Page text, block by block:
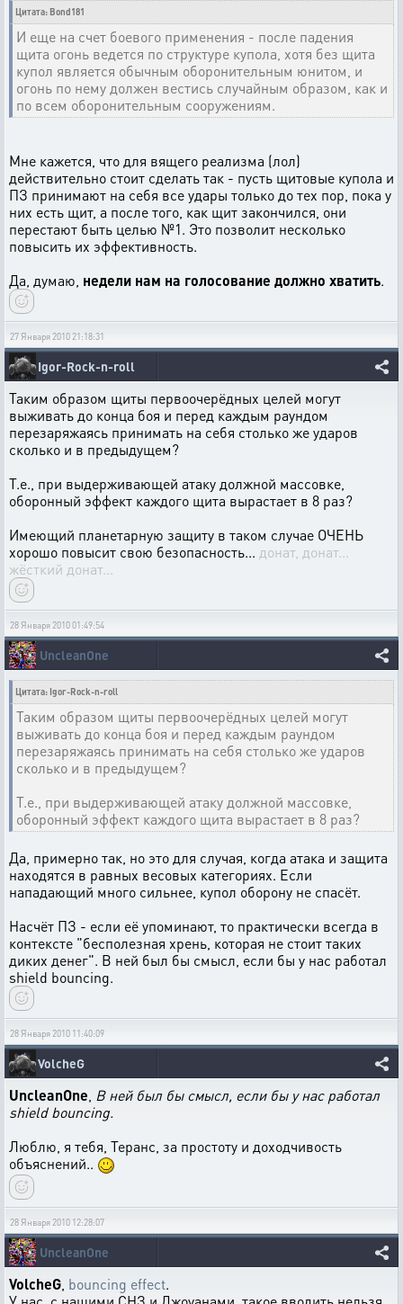
Цитата: Bond181
И еще на счет боевого применения - после падения
щита огонь ведется по структуре купола, хотя без щита
купол является обычным оборонительным юнитом, и
огонь по нему должен вестись случайным образом, как и
по всем оборонительным сооружениям.
Мне кажется, что для вящего реализма (лол)
действительно стоит сделать так - пусть щитовые купола и
ПЗ принимают на себя все удары только до тех пор, пока у
них есть щит, а после того, как щит закончился, они
перестают быть целью №1. Это позволит несколько
повысить их эффективность.
Да, думаю, недели нам на голосование должно хватить.
27 Января 2010 21:18:31
Igor-Rock-n-roll
Таким образом щиты первоочерёдных целей могут
выживать до конца боя и перед каждым раундом
перезаряжаясь принимать на себя столько же ударов
сколько и в предыдущем?
Т.е., при выдерживающей атаку должной массовке,
оборонный эффект каждого щита вырастает в 8 раз?
Имеющий планетарную защиту в таком случае ОЧЕНЬ
хорошо повысит свою безопасность... донат, донат...
жёсткий донат...
28 Января 2010 01:49:54
UncleanOne
Цитата: Igor-Rock-n-roll
Таким образом щиты первоочерёдных целей могут
выживать до конца боя и перед каждым раундом
перезаряжаясь принимать на себя столько же ударов
сколько и в предыдущем?
Т.е., при выдерживающей атаку должной массовке,
оборонный эффект каждого щита вырастает в 8 раз?
Да, примерно так, но это для случая, когда атака и защита
находятся в равных весовых категориях. Если
нападающий много сильнее, купол оборону не спасёт.
Насчёт ПЗ - если её упоминают, то практически всегда в
контексте "бесполезная хрень, которая не стоит таких
диких денег". В ней был бы смысл, если бы у нас работал
shield bouncing.
28 Января 2010 11:40:09
VolcheG
UncleanOne В ней был бы смысл, если бы у нас работал
shield bouncing.
Люблю, я тебя, Теранс, за простоту и доходчивость
объяснений..
28 Января 2010 12:28:07
UncleanOne
VolcheG bouncing effect.